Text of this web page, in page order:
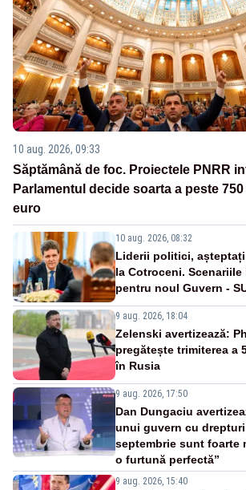
10 aug. 2026, 09:33
Săptămână de foc. Proiectele PNRR
Parlamentul decide soarta a peste
euro
10 aug. 2026, 08:32
Liderii politici,
la Cotroceni.
pentru noul Guvern -
9 aug. 2026, 18:04
Zelenski avertizează:
pregătește trimiterea a
în Rusia
9 aug. 2026, 17:50
Dan Dungaciu
unui guvern cu
septembrie sunt foarte
o furtună perfectă”
9 aug. 2026, 15:40